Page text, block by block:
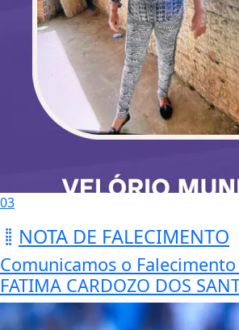
03
NOTA DE FALECIMENTO
Comunicamos o Falecimento
FATIMA CARDOZO DOS